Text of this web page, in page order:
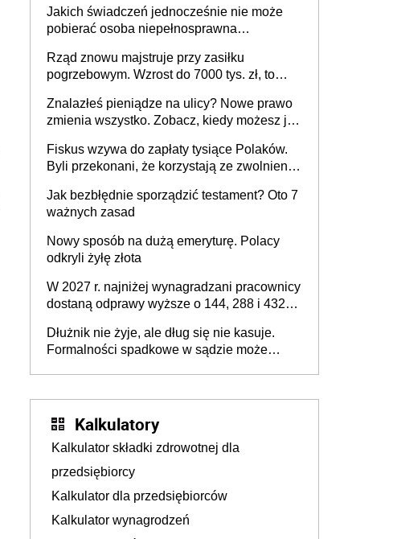
pracodawcy (sektor prywatny i administracja
publiczna), najczęstsze pytania
Jakich świadczeń jednocześnie nie może
pobierać osoba niepełnosprawna
Rząd znowu majstruje przy zasiłku
pogrzebowym. Wzrost do 7000 tys. zł, to
Znalazłeś pieniądze na ulicy? Nowe prawo
zmienia wszystko. Zobacz, kiedy możesz je
Fiskus wzywa do zapłaty tysiące Polaków.
Byli przekonani, że korzystają ze zwolnienia
Jak bezbłędnie sporządzić testament? Oto 7
ważnych zasad
Nowy sposób na dużą emeryturę. Polacy
odkryli żyłę złota
W 2027 r. najniżej wynagradzani pracownicy
dostaną odprawy wyższe o 144, 288 i 432
Dłużnik nie żyje, ale dług się nie kasuje.
Formalności spadkowe w sądzie może
Kalkulatory
Kalkulator składki zdrowotnej dla
przedsiębiorcy
Kalkulator dla przedsiębiorców
Kalkulator wynagrodzeń